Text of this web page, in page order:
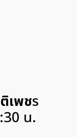
เพชร
น.